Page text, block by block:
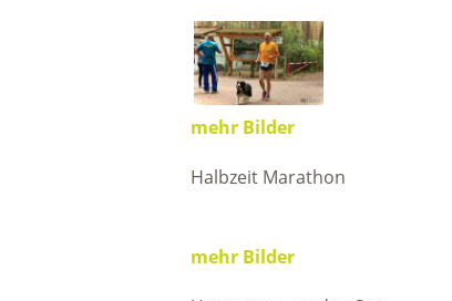
mehr Bilder
Halbzeit Marathon
mehr Bilder